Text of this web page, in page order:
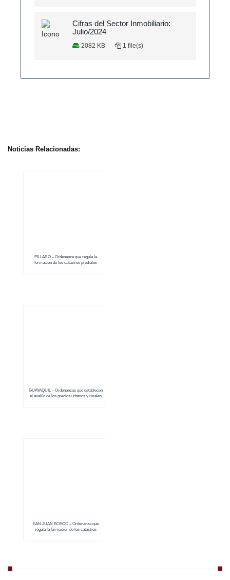
Cifras del Sector Inmobiliario:
Julio/2024
2082 KB 1 file(s)
Noticias Relacionadas:
PILLARO – Ordenanza que regula la
formación de los catastros prediales
GUAYAQUIL – Ordenanzas que establecen
el avalúo de los predios urbanos y rurales
SAN JUAN BOSCO – Ordenanza que
regula la formación de los catastros